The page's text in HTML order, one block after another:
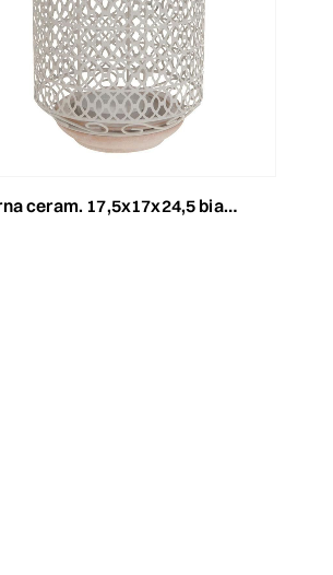
ceram. 17,5x17x24,5 bianco antic.